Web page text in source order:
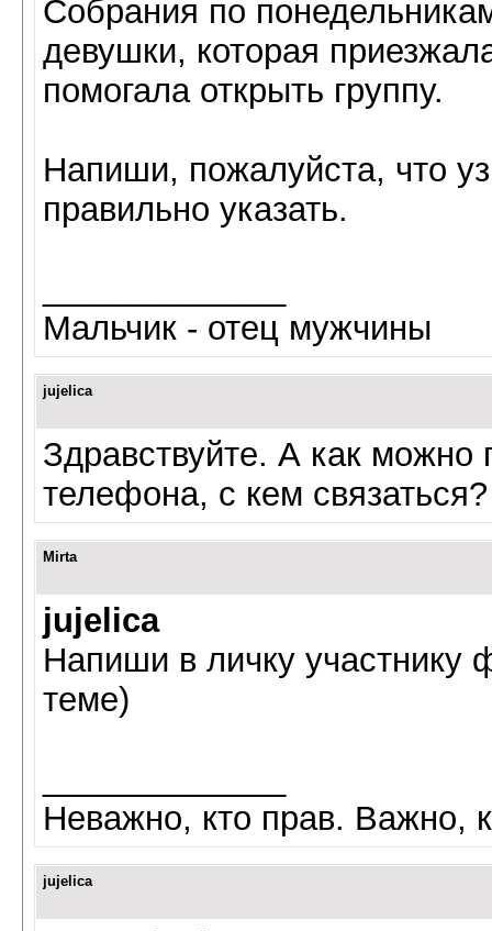
Собрания по
девушки, которая
помогала открыть группу.
Напиши, пожалуйста, что
правильно указать.
Мальчик - отец мужчины
jujelica
Здравствуйте. А как
телефона, с кем связаться?
Mirta
jujelica
Напиши в личку участнику
теме)
Неважно, кто прав. Важно,
jujelica